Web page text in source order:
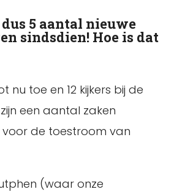
5 aantal nieuwe
sindsdien! Hoe is dat
nu toe en 12 kijkers bij de
een aantal zaken
de toestroom van
(waar onze